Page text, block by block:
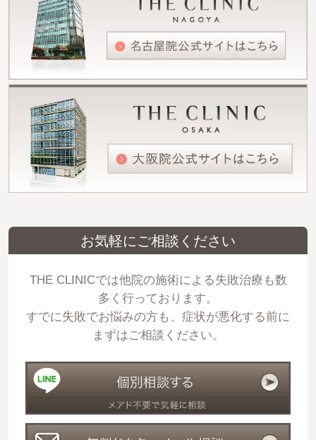
お気軽にご相談ください
THE CLINICでは他院の施術による失敗治療も数
多く行っております。
すでに失敗でお悩みの方も、症状が悪化する前に
まずはご相談ください。